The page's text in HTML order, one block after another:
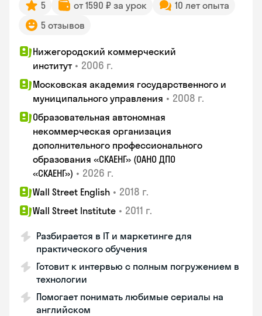
5 от 1590 ₽ за урок
10 лет опыта
5 отзывов
Нижегородский коммерческий
институт • 2006 г.
Московская академия государственного и
муниципального управления • 2008 г.
Образовательная автономная
некоммерческая организация
дополнительного профессионального
образования «СКАЕНГ» (ОАНО ДПО
«СКАЕНГ») • 2026 г.
Wall Street English • 2018 г.
Wall Street Institute • 2011 г.
Разбирается в IT и маркетинге для
практического обучения
Готовит к интервью с полным погружением в
технологии
Помогает понимать любимые сериалы на
английском